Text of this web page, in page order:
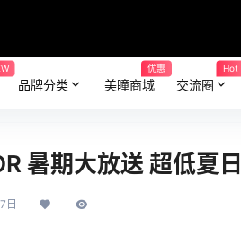
品牌分类 美瞳商城
优惠
交流圈
Hot
暑期大放送 超低夏
日